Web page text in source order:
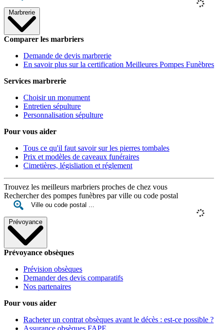
Marbrerie
Comparer les marbriers
Demande de devis marbrerie
En savoir plus sur la certification Meilleures Pompes Funèbres
Services marbrerie
Choisir un monument
Entretien sépulture
Personnalisation sépulture
Pour vous aider
Tous ce qu'il faut savoir sur les pierres tombales
Prix et modèles de caveaux funéraires
Cimetières, législiation et réglement
Trouvez les meilleurs marbriers proches de chez vous
Rechercher des pompes funèbres par ville ou code postal
Prévoyance
Prévoyance obsèques
Prévision obsèques
Demander des devis comparatifs
Nos partenaires
Pour vous aider
Racheter un contrat obsèques avant le décès : est-ce possible ?
Assurance obsèques FAPE